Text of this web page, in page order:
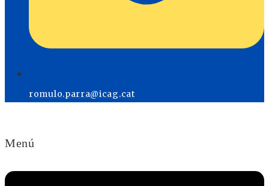
romulo.parra@icag.cat
Menú